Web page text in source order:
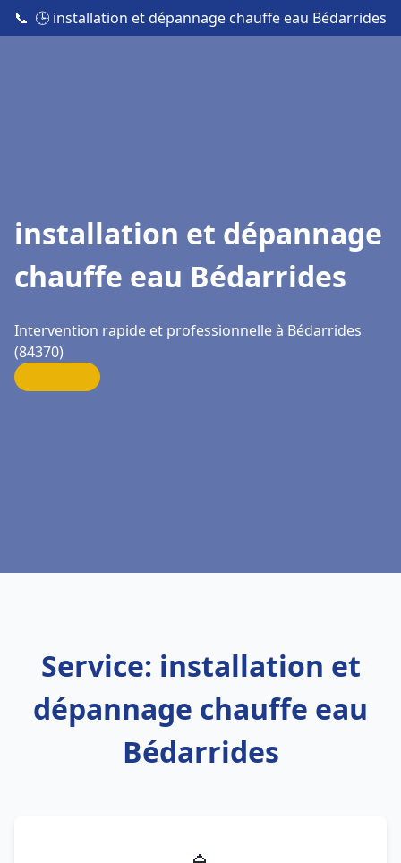
📞 🕒 installation et dépannage chauffe eau Bédarrides
installation et dépannage
chauffe eau Bédarrides
Intervention rapide et professionnelle à Bédarrides
(84370)
Service: installation et
dépannage chauffe eau
Bédarrides